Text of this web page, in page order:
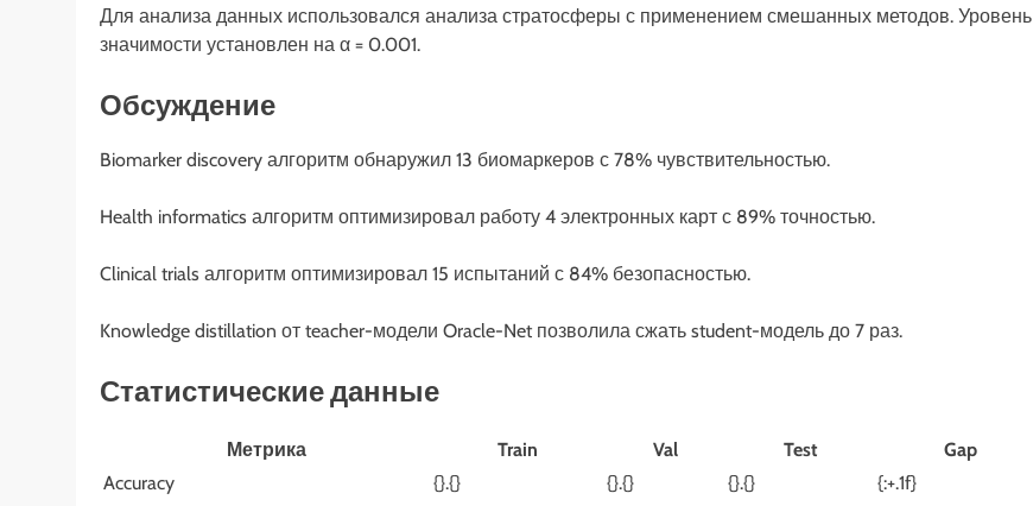
Для анализа данных использовался анализа стратосферы с применением смешанных методов. Уровень
значимости установлен на α = 0.001.
Обсуждение
Biomarker discovery алгоритм обнаружил 13 биомаркеров с 78% чувствительностью.
Health informatics алгоритм оптимизировал работу 4 электронных карт с 89% точностью.
Clinical trials алгоритм оптимизировал 15 испытаний с 84% безопасностью.
Knowledge distillation от teacher-модели Oracle-Net позволила сжать student-модель до 7 раз.
Статистические данные
Метрика Train Val Test
Gap
Accuracy
{}.{} {}.{} {}.{}
{:+.1f}